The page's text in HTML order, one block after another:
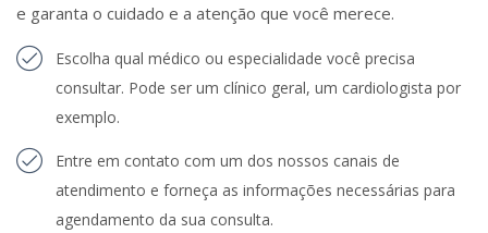
e garanta o cuidado e a atenção que você merece.
Escolha qual médico ou especialidade você precisa
consultar. Pode ser um clínico geral, um cardiologista por
exemplo.
Entre em contato com um dos nossos canais de
atendimento e forneça as informações necessárias para
agendamento da sua consulta.